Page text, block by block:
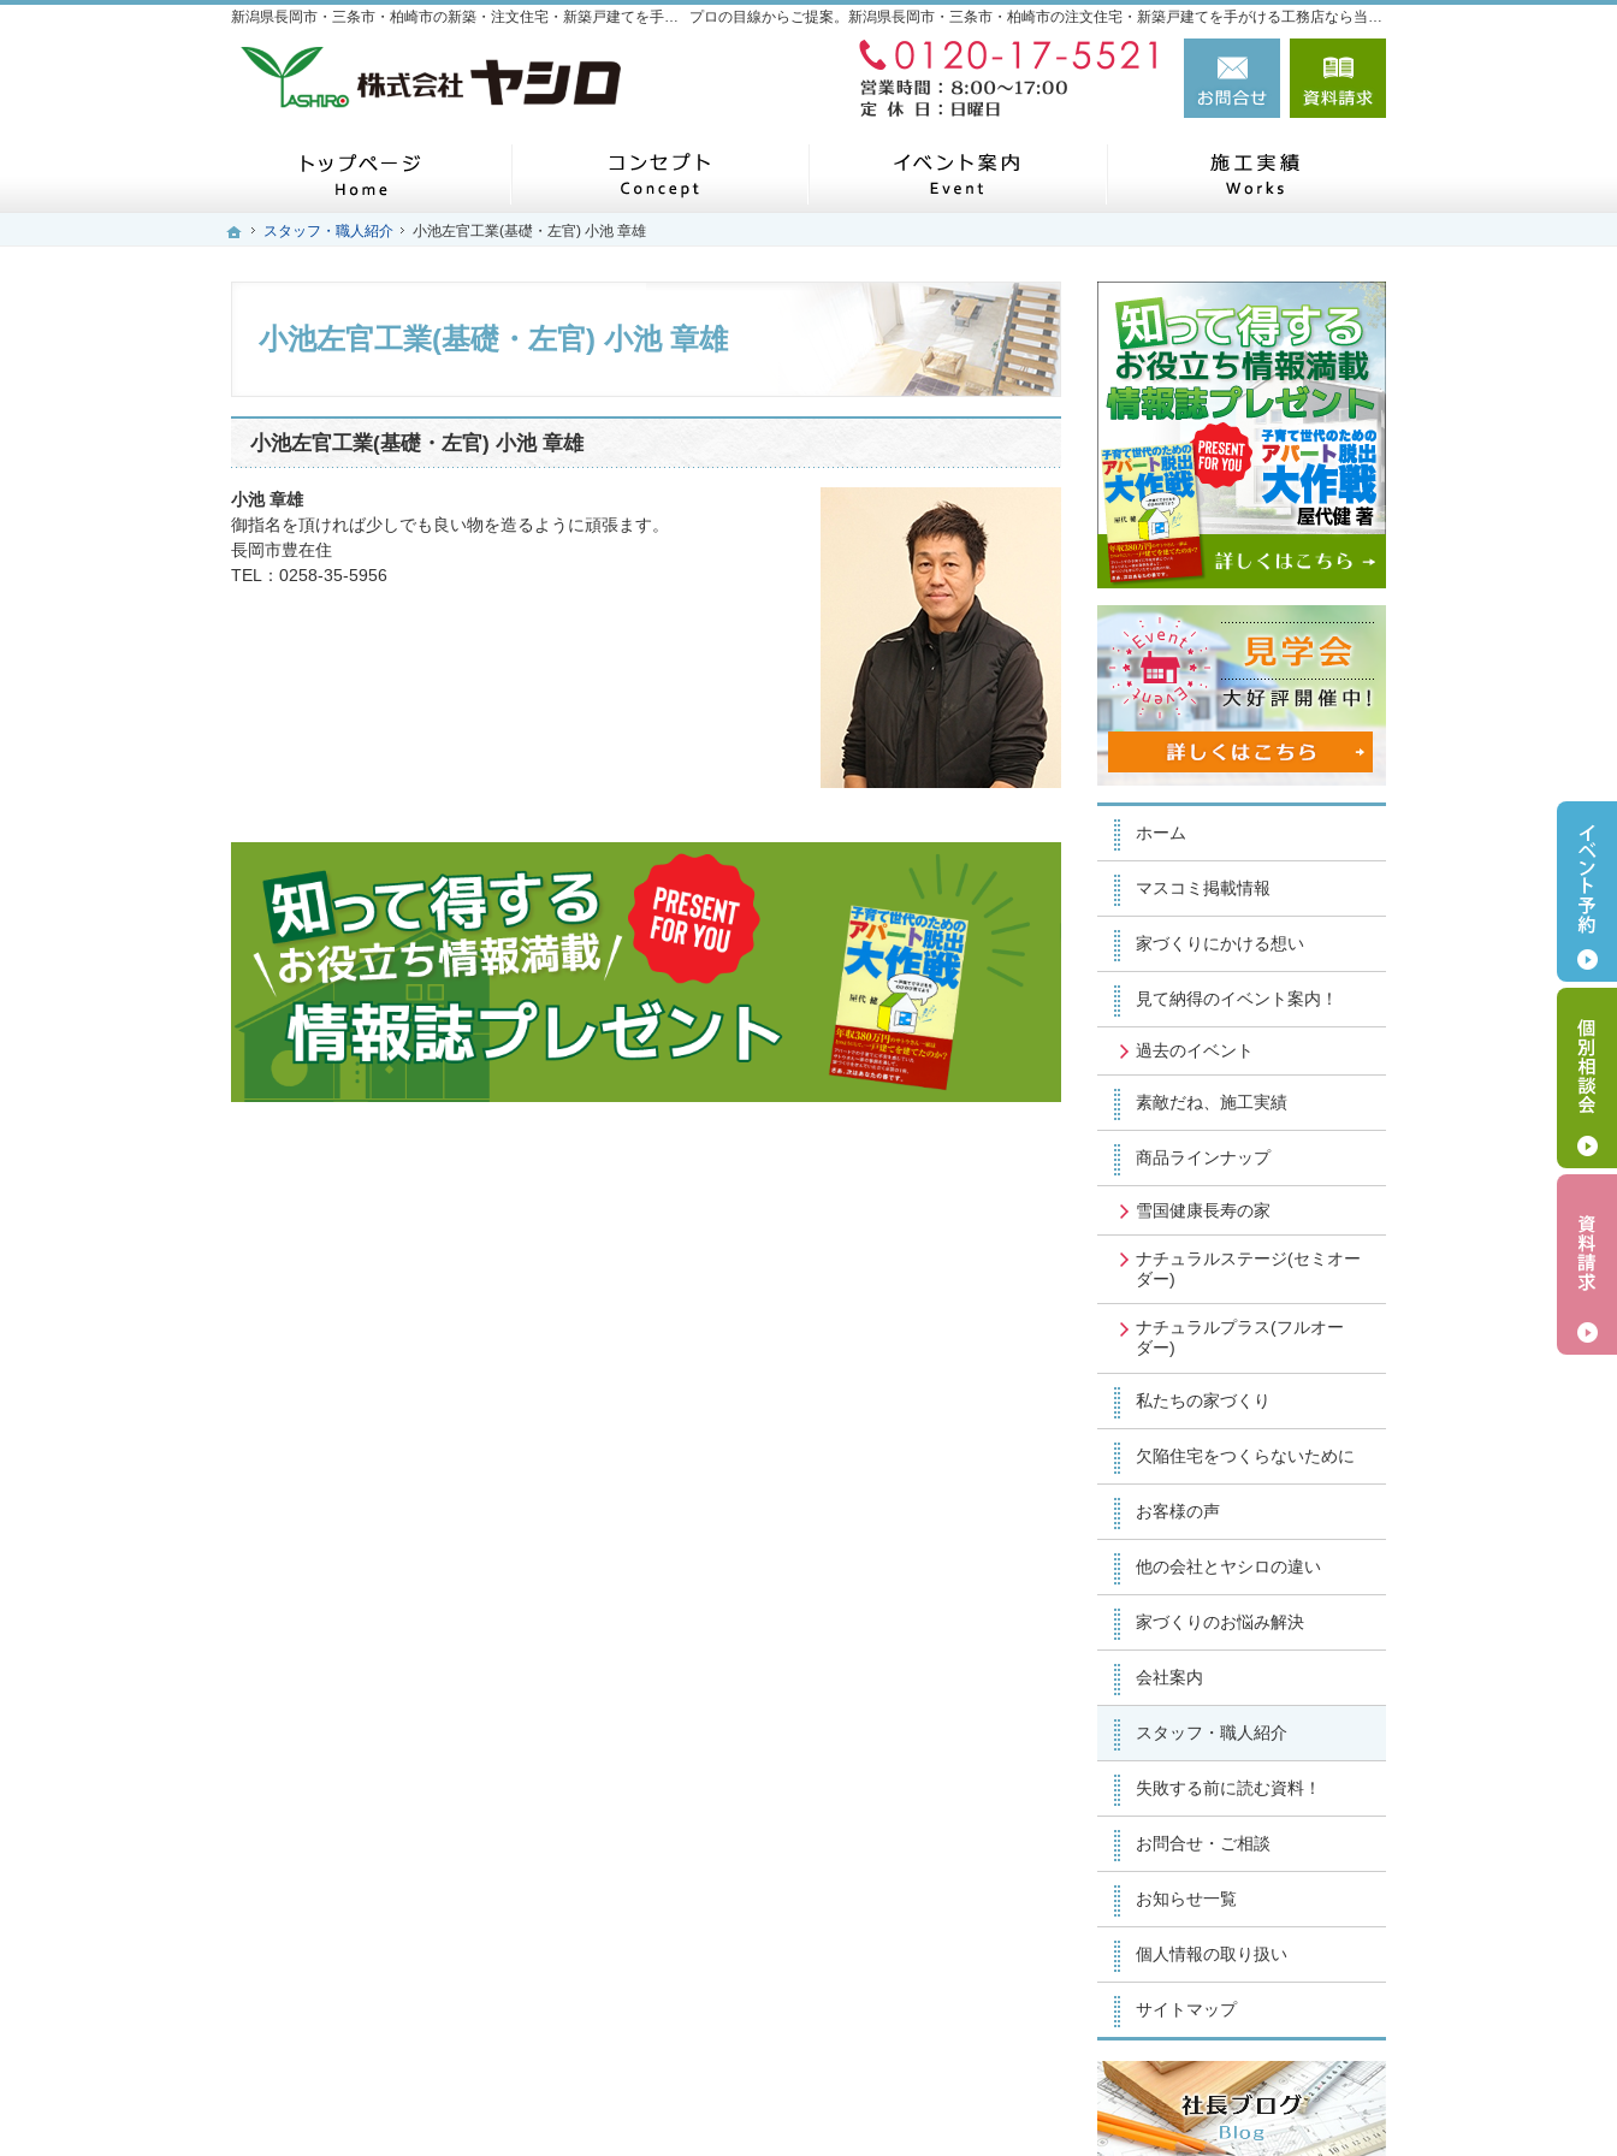
ホーム
スタッフ・職人紹介 小池左官工業(基礎・左官) 小池 章雄
小池左官工業(基礎・左官) 小池 章雄
プロの目線からご提案。新潟県長岡市・三条市・柏崎市の注文住宅・新築戸建てを手がける工務店なら当社へ。
新潟県長岡市・三条市・柏崎市の新築・注文住宅・新築戸建てを手がける工務店ならヤシロ
小池左官工業(基礎・左官) 小池 章雄
小池 章雄
御指名を頂ければ少しでも良い物を造るように頑張ます。
長岡市豊在住
TEL：0258-35-5956
ホーム
マスコミ掲載情報
家づくりにかける想い
見て納得のイベント案内！
過去のイベント
素敵だね、施工実績
商品ラインナップ
雪国健康長寿の家
ナチュラルステージ(セミオー
ダー)
ナチュラルプラス(フルオー
ダー)
私たちの家づくり
欠陥住宅をつくらないために
お客様の声
他の会社とヤシロの違い
家づくりのお悩み解決
会社案内
スタッフ・職人紹介
失敗する前に読む資料！
お問合せ・ご相談
お知らせ一覧
個人情報の取り扱い
サイトマップ
0120-17-5521
営業時間8:00～17:00 定休日：日曜日
ホーム
スタッフ・職人紹介 小池左官工業(基礎・左官) 小池 章雄